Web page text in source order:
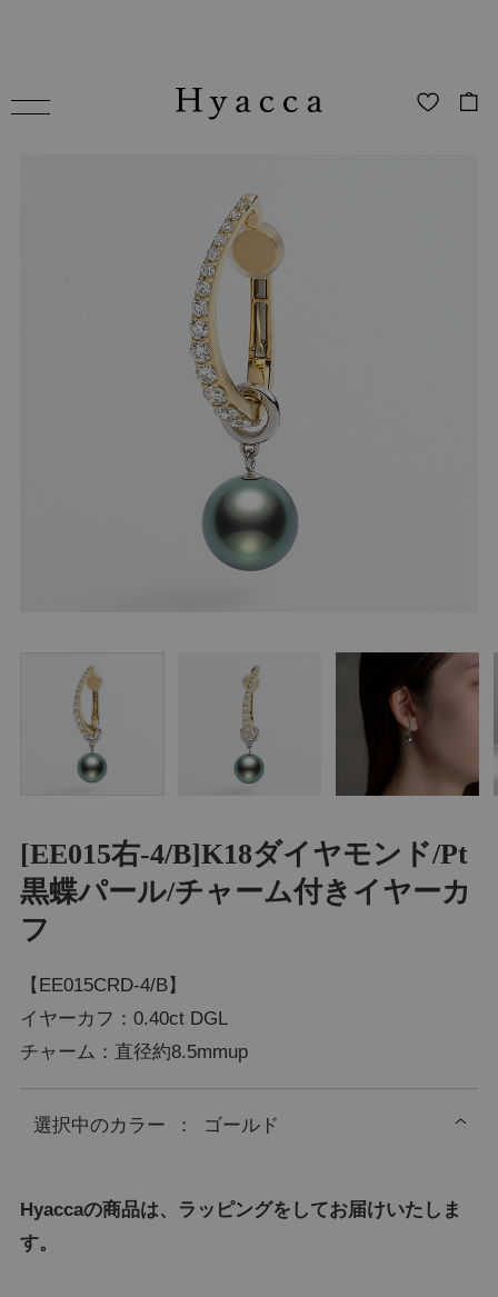
[EE015右-4/B]K18ダイヤモンド/Pt
黒蝶パール/チャーム付きイヤーカ
フ
【EE015CRD-4/B】
イヤーカフ：0.40ct DGL
チャーム：直径約8.5mmup
選択中のカラー ： ゴールド
Hyaccaの商品は、ラッピングをしてお届けいたしま
す。